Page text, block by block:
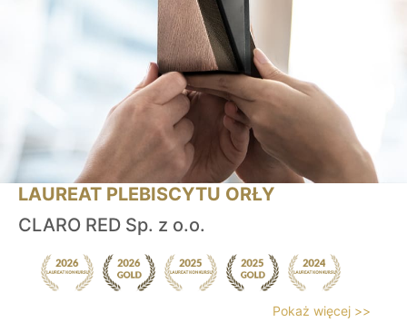
LAUREAT PLEBISCYTU ORŁY
CLARO RED Sp. z o.o.
Pokaż więcej >>